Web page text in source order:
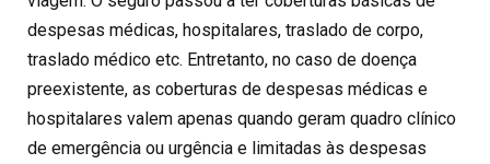
despesas médicas, hospitalares, traslado de corpo,
traslado médico etc. Entretanto, no caso de doença
preexistente, as coberturas de despesas médicas e
hospitalares valem apenas quando geram quadro clínico
de emergência ou urgência e limitadas às despesas